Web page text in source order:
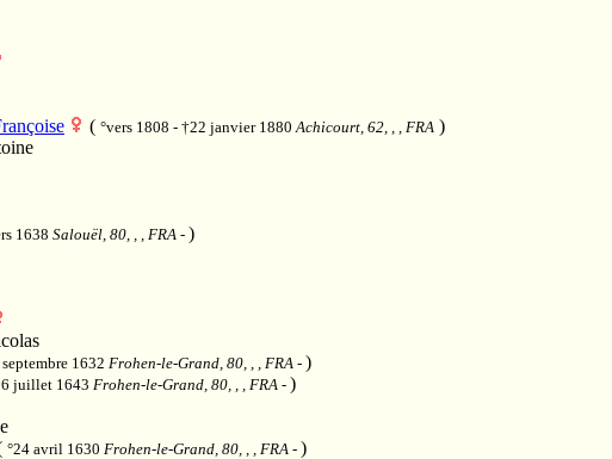
( °vers 1808 - †22 janvier 1880 Achicourt, 62, , , FRA )
1638 Salouël, 80, , , FRA - )
septembre 1632 Frohen-le-Grand, 80, , , FRA - )
juillet 1643 Frohen-le-Grand, 80, , , FRA - )
°24 avril 1630 Frohen-le-Grand, 80, , , FRA - )